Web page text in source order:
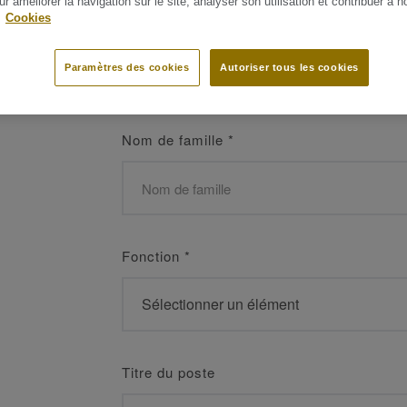
Nom de famille *
Fonction *
Titre du poste
Cookies
Autoriser tous les cookies
Paramètres des cookies